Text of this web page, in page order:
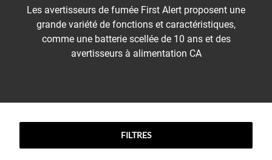
Les avertisseurs de fumée First Alert proposent une
grande variété de fonctions et caractéristiques,
comme une batterie scellée de 10 ans et des
avertisseurs à alimentation CA
FILTRES